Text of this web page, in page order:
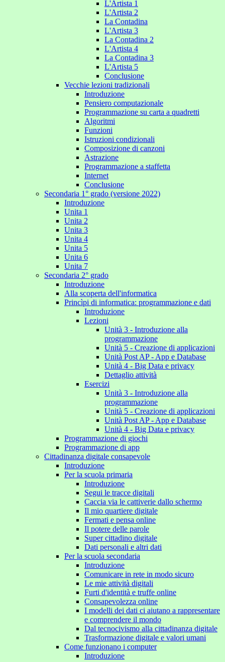
L'Artista 1
L'Artista 2
La Contadina
L'Artista 3
La Contadina 2
L'Artista 4
La Contadina 3
L'Artista 5
Conclusione
Vecchie lezioni tradizionali
Introduzione
Pensiero computazionale
Programmazione su carta a quadretti
Algoritmi
Funzioni
Istruzioni condizionali
Composizione di canzoni
Astrazione
Programmazione a staffetta
Internet
Conclusione
Secondaria 1° grado (versione 2022)
Introduzione
Unita 1
Unita 2
Unita 3
Unita 4
Unita 5
Unita 6
Unita 7
Secondaria 2° grado
Introduzione
Alla scoperta dell'informatica
Princìpi di informatica: programmazione e dati
Introduzione
Lezioni
Unità 3 - Introduzione alla
programmazione
Unità 5 - Creazione di applicazioni
Unità Post AP - App e Database
Unità 4 - Big Data e privacy
Dettaglio attività
Esercizi
Unità 3 - Introduzione alla
programmazione
Unità 5 - Creazione di applicazioni
Unità Post AP - App e Database
Unità 4 - Big Data e privacy
Programmazione di giochi
Programmazione di app
Cittadinanza digitale consapevole
Introduzione
Per la scuola primaria
Introduzione
Segui le tracce digitali
Caccia via le cattiverie dallo schermo
Il mio quartiere digitale
Fermati e pensa online
Il potere delle parole
Super cittadino digitale
Dati personali e altri dati
Per la scuola secondaria
Introduzione
Comunicare in rete in modo sicuro
Le mie attività digitali
Furti d'identità e truffe online
Consapevolezza online
I modelli dei dati ci aiutano a rappresentare
e comprendere il mondo
Dal tecnocivismo alla cittadinanza digitale
Trasformazione digitale e valori umani
Come funzionano i computer
Introduzione